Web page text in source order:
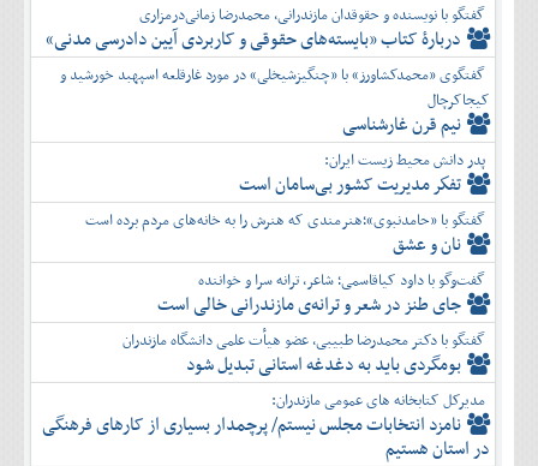
گفتگو با نویسنده و حقوقدان مازندرانی، محمدرضا زمانی‌درمزاری
دربارۀ کتاب ”بایسته‌های حقوقی و کاربردی آیین دادرسی مدنی»
گفتگوی «محمدکشاورز» با «چنگیزشیخلی» در مورد غارقلعه اسپهبد خورشید و
کیجاکرچال
نیم قرن غارشناسی
پدر دانش محیط زیست ایران:
تفكر مديريت کشور بی‌سامان است
گفتگو با «حامدنبوی»؛هنرمندی که هنرش را به خانه‌های مردم برده است
نان و عشق
گفت‌وگو با داود کیاقاسمی؛ شاعر، ترانه سرا و خواننده
جای طنز در شعر و ترانه‌ی مازندرانی خالی است
گفتگو با دکتر محمدرضا طبیبی، عضو هیأت علمی دانشگاه مازندران
بومگردی باید به دغدغه استانی تبدیل شود
مدیرکل کتابخانه های عمومی مازندران:
نامزد انتخابات مجلس نیستم/ پرچمدار بسیاری از کارهای فرهنگی
در استان هستیم